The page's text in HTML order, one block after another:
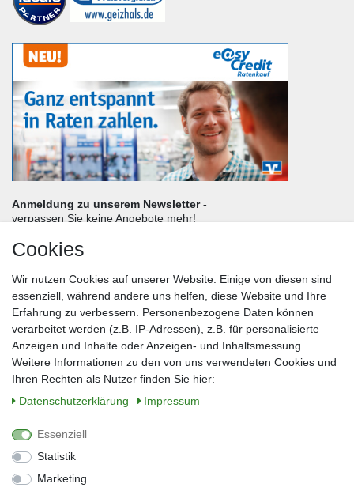
Anmeldung zu unserem Newsletter -
verpassen Sie keine Angebote mehr!
Nachname*
E-Mail*
Sie können den Newsletter jederzeit kostenlos abbestellen.
** gilt für Lieferungen innerhalb Deutschlands, Lieferzeiten für andere Länder
entnehmen Sie bitte der Schaltfläche mit den Versandinformationen
Cookies
Wir nutzen Cookies auf unserer Website. Einige von diesen sind
essenziell, während andere uns helfen, diese Website und Ihre
Erfahrung zu verbessern. Personenbezogene Daten können
verarbeitet werden (z.B. IP-Adressen), z.B. für personalisierte
Anzeigen und Inhalte oder Anzeigen- und Inhaltsmessung.
Weitere Informationen zu den von uns verwendeten Cookies und
Ihren Rechten als Nutzer finden Sie hier:
Daten­schutz­erklärung
Impressum
Essenziell
Statistik
Marketing